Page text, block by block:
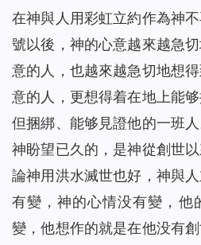
在神與人用彩虹立約作為神
號以後，神的心意越來越急
意的人，也越來越急切地想
意的人，更想得着在地上能
但捆綁、能够見證他的一班
神盼望已久的，是神從創世
論神用洪水滅世也好，神與
有變，神的心情没有變，他
變，他想作的就是在他没有